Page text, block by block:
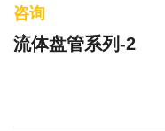
咨询
流体盘管系列-2